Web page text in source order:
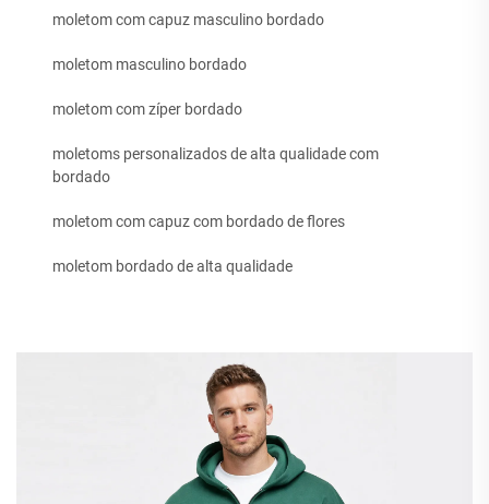
moletom com capuz masculino bordado
moletom masculino bordado
moletom com zíper bordado
moletoms personalizados de alta qualidade com
bordado
moletom com capuz com bordado de flores
moletom bordado de alta qualidade